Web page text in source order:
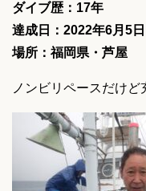
ダイブ歴：17年
達成日：2022年6月5日
場所：福岡県・芦屋
ノンビリペースだけど